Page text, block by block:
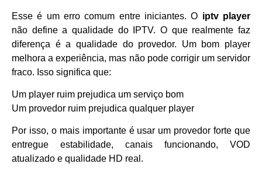
Esse é um erro comum entre iniciantes. O iptv player
não define a qualidade do IPTV. O que realmente faz
diferença é a qualidade do provedor. Um bom player
melhora a experiência, mas não pode corrigir um servidor
fraco. Isso significa que:
Um player ruim prejudica um serviço bom
Um provedor ruim prejudica qualquer player
Por isso, o mais importante é usar um provedor forte que
entregue estabilidade, canais funcionando, VOD
atualizado e qualidade HD real.